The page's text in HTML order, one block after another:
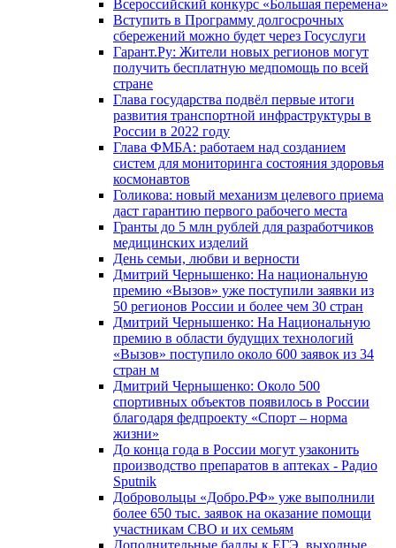
Всероссийский конкурс «Большая перемена»
Вступить в Программу долгосрочных
сбережений можно будет через Госуслуги
Гарант.Ру: Жители новых регионов могут
получить бесплатную медпомощь по всей
стране
Глава государства подвёл первые итоги
развития транспортной инфраструктуры в
России в 2022 году
Глава ФМБА: работаем над созданием
систем для мониторинга состояния здоровья
космонавтов
Голикова: новый механизм целевого приема
даст гарантию первого рабочего места
Гранты до 5 млн рублей для разработчиков
медицинских изделий
День семьи, любви и верности
Дмитрий Чернышенко: На национальную
премию «Вызов» уже поступили заявки из
50 регионов России и более чем 30 стран
Дмитрий Чернышенко: На Национальную
премию в области будущих технологий
«Вызов» поступило около 600 заявок из 34
стран м
Дмитрий Чернышенко: Около 500
спортивных объектов появилось в России
благодаря федпроекту «Спорт – норма
жизни»
До конца года в России могут узаконить
производство препаратов в аптеках - Радио
Sputnik
Добровольцы «Добро.РФ» уже выполнили
более 650 тыс. заявок на оказание помощи
участникам СВО и их семьям
Дополнительные баллы к ЕГЭ, выходные,